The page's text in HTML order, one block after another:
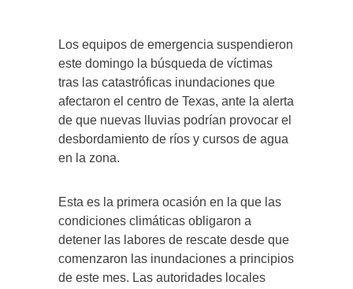
Los equipos de emergencia suspendieron
este domingo la búsqueda de víctimas
tras las catastróficas inundaciones que
afectaron el centro de Texas, ante la alerta
de que nuevas lluvias podrían provocar el
desbordamiento de ríos y cursos de agua
en la zona.
Esta es la primera ocasión en la que las
condiciones climáticas obligaron a
detener las labores de rescate desde que
comenzaron las inundaciones a principios
de este mes. Las autoridades locales